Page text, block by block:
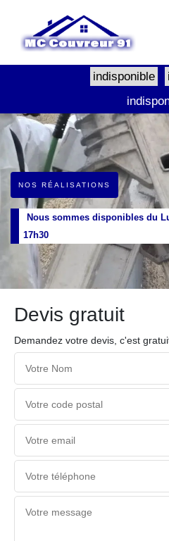
indisponible
NOS RÉALISATIONS
Nous sommes disponibles du
17h30
Devis gratuit
Demandez votre devis, c'est